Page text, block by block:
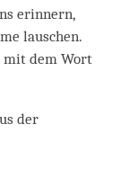
erinnern,
lauschen.
mit dem Wort
der